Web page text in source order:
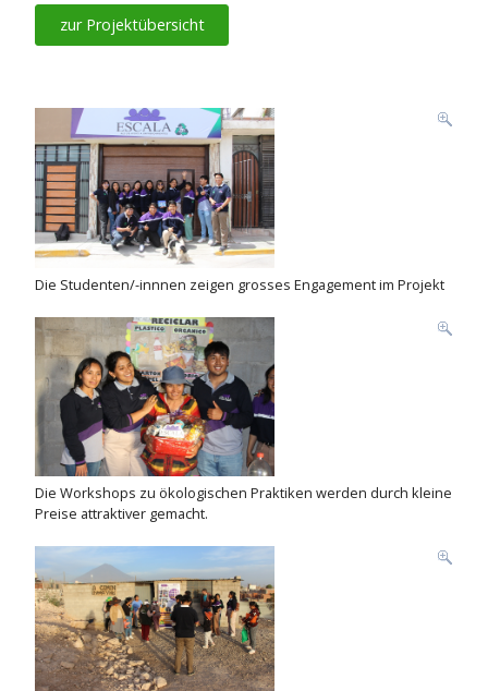
zur Projektübersicht
Die Studenten/-innnen zeigen grosses Engagement im Projekt
Die Workshops zu ökologischen Praktiken werden durch kleine
Preise attraktiver gemacht.